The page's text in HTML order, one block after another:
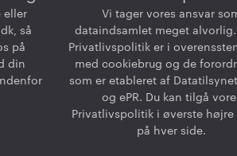
eller
så
på
din
Vi tager vores ansvar
dataindsamlet meget alvorlig.
Privatlivspolitik er i
med cookiebrug og de
som er etableret af
og ePR. Du kan tilgå
Privatlivspolitik i øverste højre
på hver side.